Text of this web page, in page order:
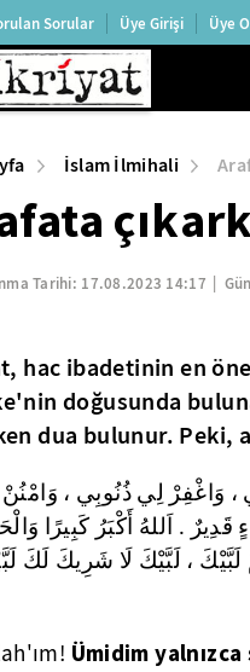
Sorular Üye Girişi Üye
İslam İlmihali
Tarihi: 17.08.2023 14:17
hac ibadetinin en
doğusunda
dua bulunur. Peki,
، وَاغْفِرْ لِي ذُنُوبِي ،
. اَللهُ أَكْبَرُ كَبِيرًا
لَبَّيْكَ ، لَبَّيْكَ لَا شَرِيكَ لَكَ
Ümidim